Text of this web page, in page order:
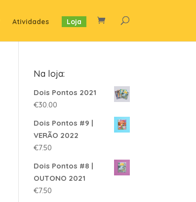
Atividades Loja
Na loja:
Dois Pontos 2021
€30.00
Dois Pontos #9 |
VERÃO 2022
€7.50
Dois Pontos #8 |
OUTONO 2021
€7.50